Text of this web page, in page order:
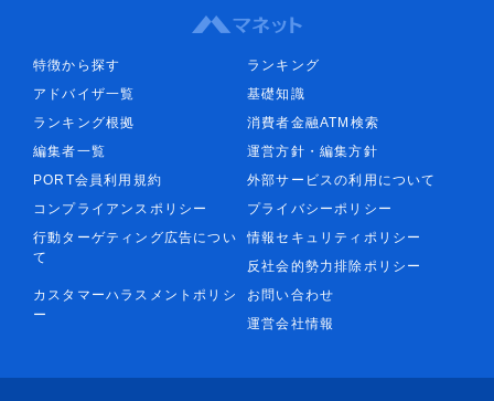
特徴から探す
ランキング
アドバイザ一覧
基礎知識
ランキング根拠
消費者金融ATM検索
編集者一覧
運営方針・編集方針
PORT会員利用規約
外部サービスの利用について
コンプライアンスポリシー
プライバシーポリシー
行動ターゲティング広告につい
て
情報セキュリティポリシー
反社会的勢力排除ポリシー
カスタマーハラスメントポリシ
ー
お問い合わせ
運営会社情報